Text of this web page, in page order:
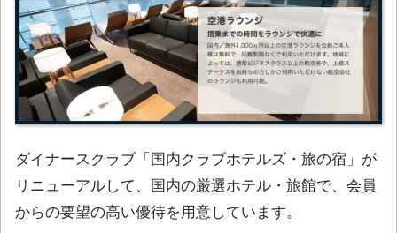
ダイナースクラブ「国内クラブホテルズ・旅の宿」が
リニューアルして、国内の厳選ホテル・旅館で、会員
からの要望の高い優待を用意しています。